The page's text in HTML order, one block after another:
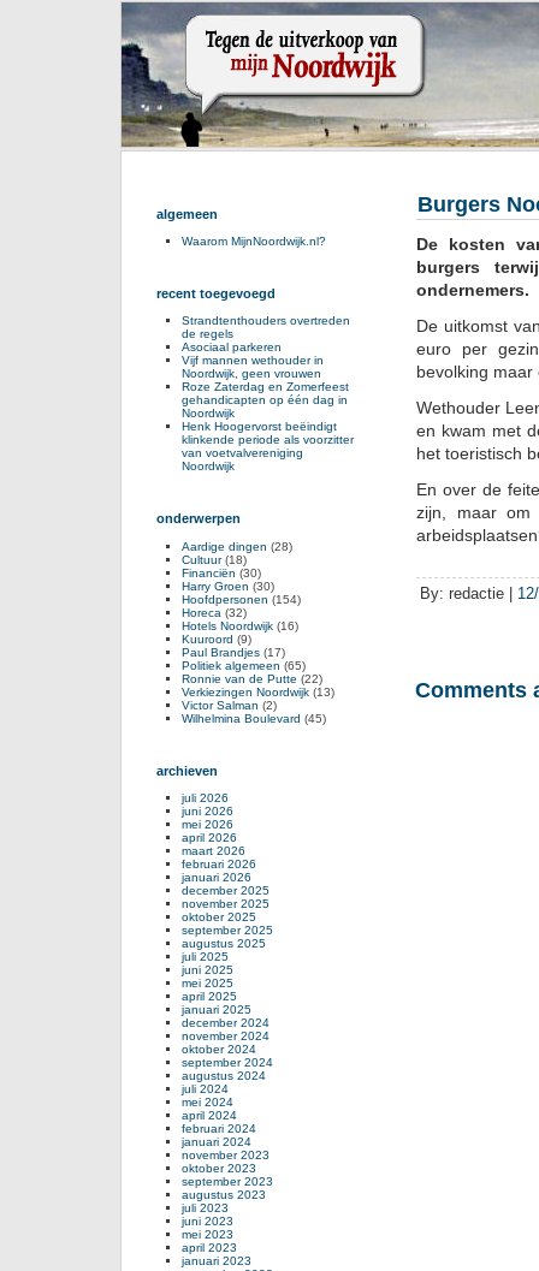
Burgers
De kosten
burgers
ondernemers.
De uitkomst
euro per
bevolking
Wethouder
en kwam met
het toeristisch
En over de
zijn, maar om
By: redactie |
Comments
algemeen
Waarom MijnNoordwijk.nl?
recent toegevoegd
Strandtenthouders overtreden
de regels
Asociaal parkeren
Vijf mannen wethouder in
Noordwijk, geen vrouwen
Roze Zaterdag en Zomerfeest
gehandicapten op één dag in
Noordwijk
Henk Hoogervorst beëindigt
klinkende periode als voorzitter
van voetvalvereniging
Noordwijk
onderwerpen
Aardige dingen (28)
Cultuur(18)
Financiën (30)
Harry Groen (30)
Hoofdpersonen (154)
Horeca (32)
Hotels Noordwijk (16)
Kuuroord (9)
Paul Brandjes (17)
Politiek algemeen (65)
Ronnie van de Putte (22)
Verkiezingen Noordwijk (13)
Victor Salman (2)
Wilhelmina Boulevard (45)
archieven
juli 2026
juni 2026
mei 2026
april 2026
maart 2026
februari 2026
januari 2026
december 2025
november 2025
oktober 2025
september 2025
augustus 2025
juli 2025
juni 2025
mei 2025
april 2025
januari 2025
december 2024
november 2024
oktober 2024
september 2024
augustus 2024
juli 2024
mei 2024
april 2024
februari 2024
januari 2024
november 2023
oktober 2023
september 2023
augustus 2023
juli 2023
juni 2023
mei 2023
april 2023
januari 2023